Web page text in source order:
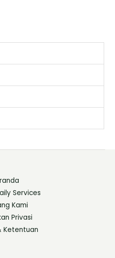
Services
Kami
Privasi
Ketentuan